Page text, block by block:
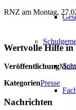
RNZ am Montag,
Wertvolle Hilfe
Veröffentlichung
KategorienPresse
Nachrichten